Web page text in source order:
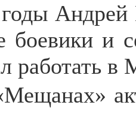
Андрей
боевики и
работать в